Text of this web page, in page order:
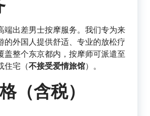
端出差男士按摩服务。我们专为来
的外国人提供舒适、专业的放松疗
盖整个东京都内，按摩师可派遣至
住宅（不接受爱情旅馆）。
（含税）